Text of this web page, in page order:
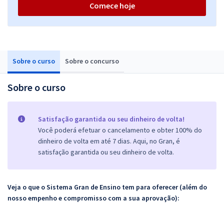
Sobre o curso Sobre o concurso
Sobre o curso
Satisfação garantida ou seu dinheiro de volta!
Você poderá efetuar o cancelamento e obter 100% do
dinheiro de volta em até 7 dias. Aqui, no Gran, é
satisfação garantida ou seu dinheiro de volta.
Veja o que o Sistema Gran de Ensino tem para oferecer (além do
nosso empenho e compromisso com a sua aprovação):
Comece hoje